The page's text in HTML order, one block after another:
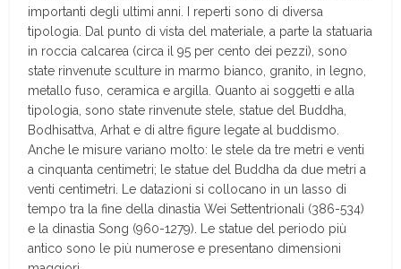
importanti degli ultimi anni. I reperti sono di diversa
tipologia. Dal punto di vista del materiale, a parte la statuaria
in roccia calcarea (circa il 95 per cento dei pezzi), sono
state rinvenute sculture in marmo bianco, granito, in legno,
metallo fuso, ceramica e argilla. Quanto ai soggetti e alla
tipologia, sono state rinvenute stele, statue del Buddha,
Bodhisattva, Arhat e di altre figure legate al buddismo.
Anche le misure variano molto: le stele da tre metri e venti
a cinquanta centimetri; le statue del Buddha da due metri a
venti centimetri. Le datazioni si collocano in un lasso di
tempo tra la fine della dinastia Wei Settentrionali (386-534)
e la dinastia Song (960-1279). Le statue del periodo più
antico sono le più numerose e presentano dimensioni